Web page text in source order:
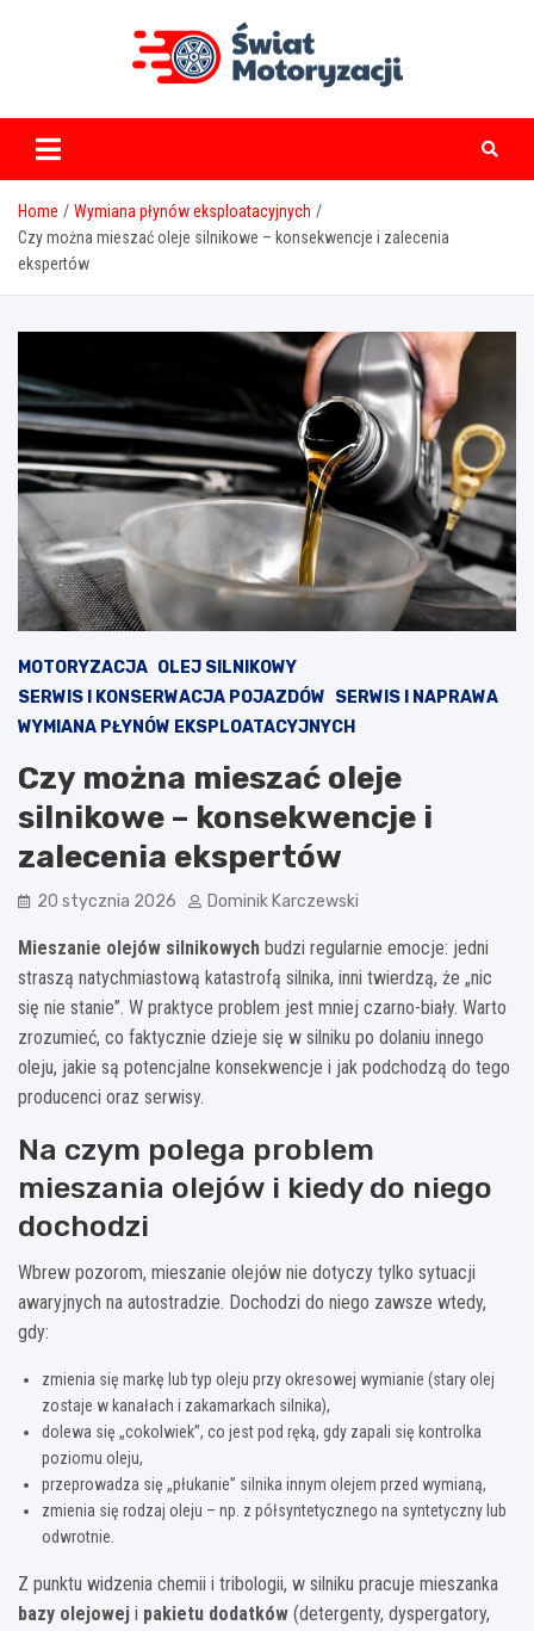
swiatmotoryzacji.pl
Home
Wymiana płynów eksploatacyjnych
Czy można mieszać oleje silnikowe – konsekwencje i zalecenia
ekspertów
MOTORYZACJA OLEJ SILNIKOWY
SERWIS I KONSERWACJA POJAZDÓW SERWIS I NAPRAWA
WYMIANA PŁYNÓW EKSPLOATACYJNYCH
Czy można mieszać oleje
silnikowe – konsekwencje i
zalecenia ekspertów
20 stycznia 2026 Dominik Karczewski
Mieszanie olejów silnikowych budzi regularnie emocje: jedni
straszą natychmiastową katastrofą silnika, inni twierdzą, że „nic
się nie stanie”. W praktyce problem jest mniej czarno-biały. Warto
zrozumieć, co faktycznie dzieje się w silniku po dolaniu innego
oleju, jakie są potencjalne konsekwencje i jak podchodzą do tego
producenci oraz serwisy.
Na czym polega problem
mieszania olejów i kiedy do niego
dochodzi
Wbrew pozorom, mieszanie olejów nie dotyczy tylko sytuacji
awaryjnych na autostradzie. Dochodzi do niego zawsze wtedy,
gdy:
zmienia się markę lub typ oleju przy okresowej wymianie (stary olej
zostaje w kanałach i zakamarkach silnika),
dolewa się „cokolwiek”, co jest pod ręką, gdy zapali się kontrolka
poziomu oleju,
przeprowadza się „płukanie” silnika innym olejem przed wymianą,
zmienia się rodzaj oleju – np. z półsyntetycznego na syntetyczny lub
odwrotnie.
Z punktu widzenia chemii i tribologii, w silniku pracuje mieszanka
bazy olejowej i pakietu dodatków (detergenty, dyspergatory,